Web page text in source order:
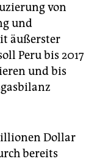
von
und
äußerster
Peru bis 2017
und bis
Dollar
bereits